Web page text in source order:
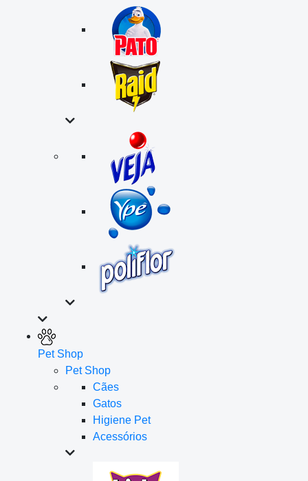
Pet Shop
Pet Shop
Cães
Gatos
Higiene Pet
Acessórios